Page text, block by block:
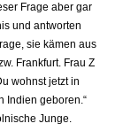
Frage aber gar
und antworten
sie kämen aus
Frankfurt. Frau Z
wohnst jetzt in
Indien geboren.“
Junge.